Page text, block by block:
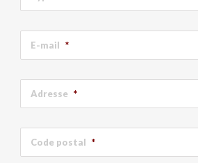
E-mail *
Adresse *
Code postal *